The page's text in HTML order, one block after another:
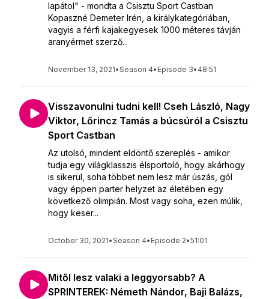
lapátol" - mondta a Csisztu Sport Castban
Kopaszné Demeter Irén, a királykategóriában,
vagyis a férfi kajakegyesek 1000 méteres távján
aranyérmet szerző...
November 13, 2021•Season 4• Episode 3• 48:51
Visszavonulni tudni kell! Cseh László, Nagy
Viktor, Lőrincz Tamás a búcsúról a Csisztu
Sport Castban
Az utolsó, mindent eldöntő szereplés - amikor
tudja egy világklasszis élsportoló, hogy akárhogy
is sikerül, soha többet nem lesz már úszás, gól
vagy éppen parter helyzet az életében egy
következő olimpián. Most vagy soha, ezen múlik,
hogy keser...
October 30, 2021•Season 4• Episode 2•51:01
Mitől lesz valaki a leggyorsabb? A
SPRINTEREK: Németh Nándor, Baji Balázs,